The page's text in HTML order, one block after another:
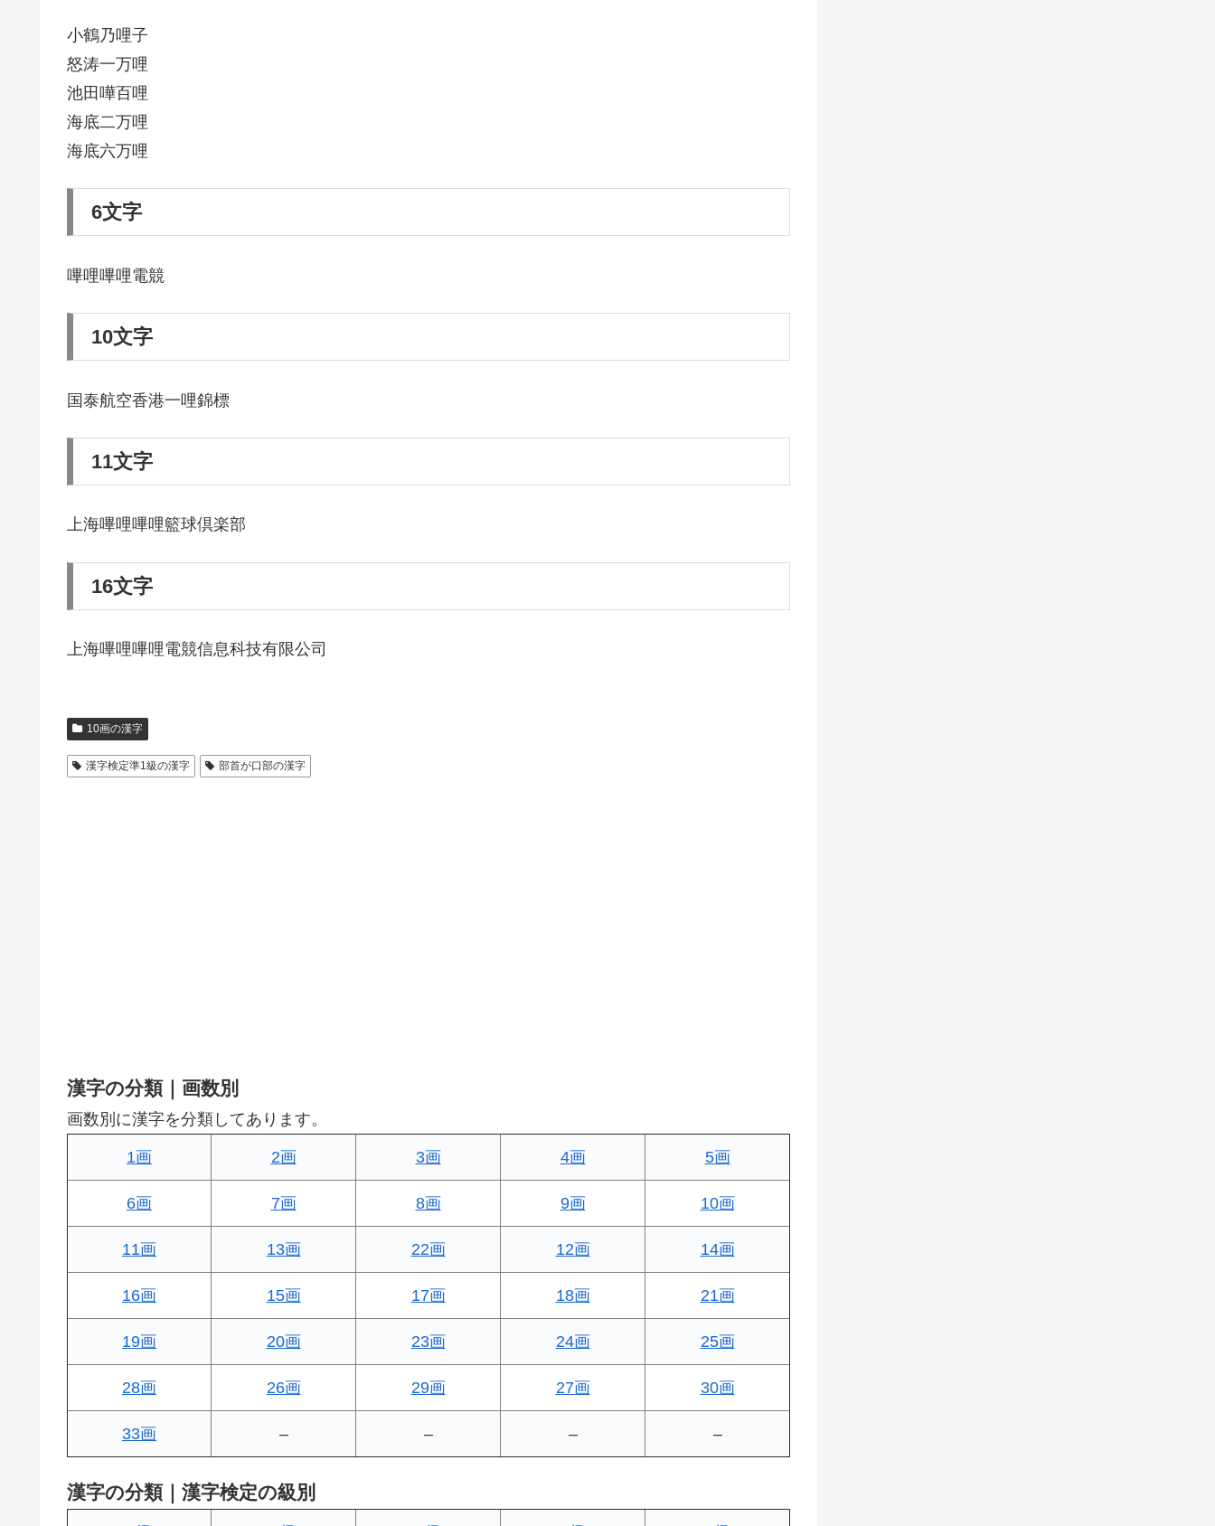
小鶴乃哩子
怒涛一万哩
池田嘩百哩
海底二万哩
海底六万哩
6文字
嗶哩嗶哩電競
10文字
国泰航空香港一哩錦標
11文字
上海嗶哩嗶哩籃球倶楽部
16文字
上海嗶哩嗶哩電競信息科技有限公司
10画の漢字
漢字検定準1級の漢字 部首が口部の漢字
漢字の分類｜画数別
画数別に漢字を分類してあります。
1画 2画 3画 4画 5画
6画 7画 8画 9画 10画
11画 13画 22画 12画 14画
16画 15画 17画 18画 21画
19画 20画 23画 24画 25画
28画 26画 29画 27画 30画
33画 – – – –
漢字の分類｜漢字検定の級別